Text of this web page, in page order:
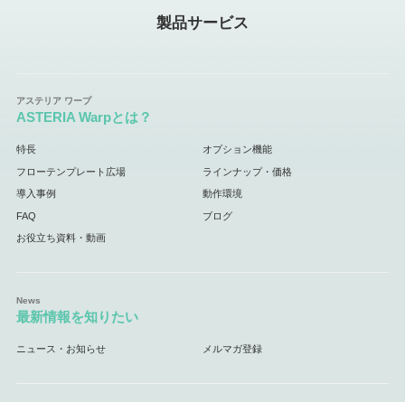
製品サービス
ASTERIA Warpとは？
特長 オプション機能
フローテンプレート広場 ラインナップ・価格
導入事例 動作環境
FAQ ブログ
お役立ち資料・動画
最新情報を知りたい
ニュース・お知らせ メルマガ登録